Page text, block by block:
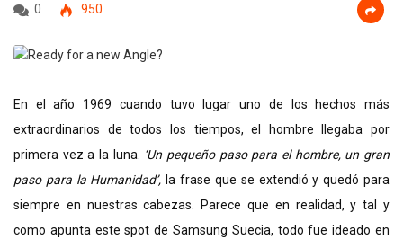
0
950
En el año 1969 cuando tuvo lugar uno de los hechos más
extraordinarios de todos los tiempos, el hombre llegaba por
primera vez a la luna. ‘Un pequeño paso para el hombre, un gran
paso para la Humanidad’, la frase que se extendió y quedó para
siempre en nuestras cabezas. Parece que en realidad, y tal y
como apunta este spot de Samsung Suecia, todo fue ideado en